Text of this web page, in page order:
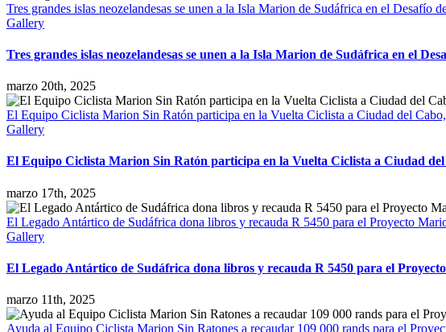
Tres grandes islas neozelandesas se unen a la Isla Marion de Sudáfrica en el Desafío
Gallery
Tres grandes islas neozelandesas se unen a la Isla Marion de Sudáfrica en el
marzo 20th, 2025
El Equipo Ciclista Marion Sin Ratón participa en la Vuelta Ciclista a Ciudad del
Gallery
El Equipo Ciclista Marion Sin Ratón participa en la Vuelta Ciclista a Ciudad del
marzo 17th, 2025
El Legado Antártico de Sudáfrica dona libros y recauda R 5450 para el Proyecto
Gallery
El Legado Antártico de Sudáfrica dona libros y recauda R 5450 para el
marzo 11th, 2025
Ayuda al Equipo Ciclista Marion Sin Ratones a recaudar 109 000 rands para el